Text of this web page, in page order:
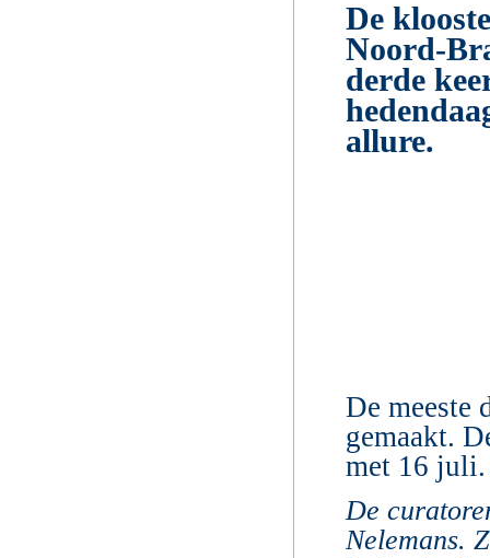
De
Noord-
derde
allure.
De meeste
gemaakt.
met 16 juli.
De
Nelemans.